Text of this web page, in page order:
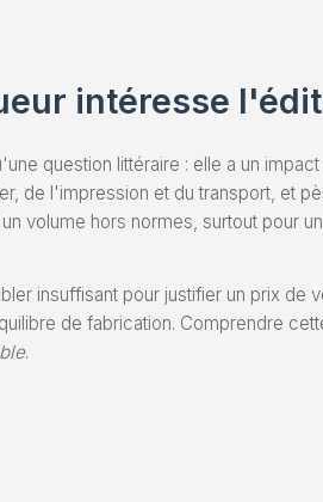
intéresse
question littéraire : elle a un impact
de l'impression et du transport, et
volume hors normes, surtout pour
insuffisant pour justifier un prix
de fabrication. Comprendre
.